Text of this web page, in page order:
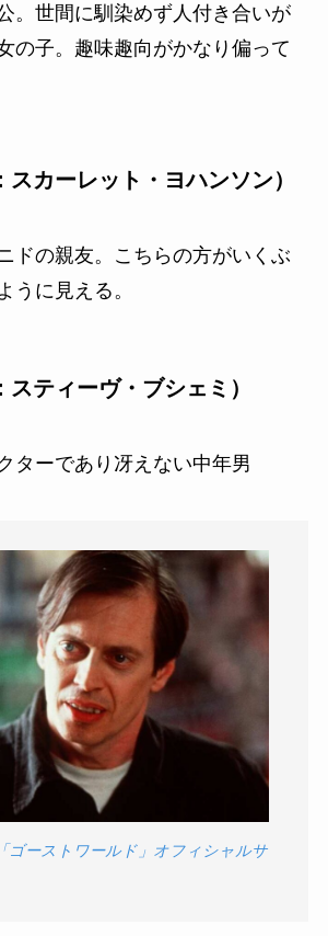
。世間に馴染めず人付き合いが
の子。趣味趣向がかなり偏って
スカーレット・ヨハンソン）
ドの親友。こちらの方がいくぶ
うに見える。
スティーヴ・ブシェミ）
ターであり冴えない中年男
ゴーストワールド」オフィシャルサ